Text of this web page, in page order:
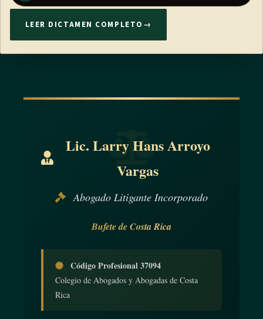
LEER DICTAMEN COMPLETO →
Lic. Larry Hans Arroyo
Vargas
Abogado Litigante Incorporado
Bufete de Costa Rica
Código Profesional 37094
Colegio de Abogados y Abogadas de Costa
Rica